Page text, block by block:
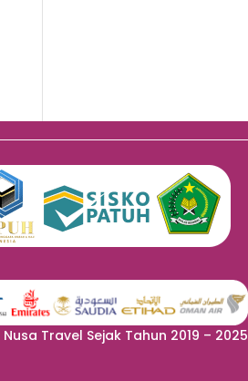
Nusa Travel Sejak Tahun 2019 – 2025